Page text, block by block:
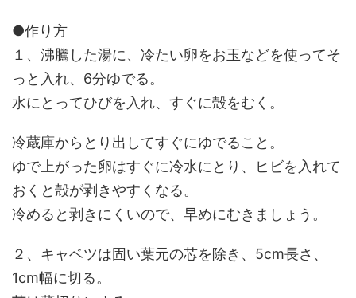
●作り方
１、沸騰した湯に、冷たい卵をお玉などを使ってそ
っと入れ、6分ゆでる。
水にとってひびを入れ、すぐに殻をむく。
冷蔵庫からとり出してすぐにゆでること。
ゆで上がった卵はすぐに冷水にとり、ヒビを入れて
おくと殻が剥きやすくなる。
冷めると剥きにくいので、早めにむきましょう。
２、キャベツは固い葉元の芯を除き、5cm長さ、
1cm幅に切る。